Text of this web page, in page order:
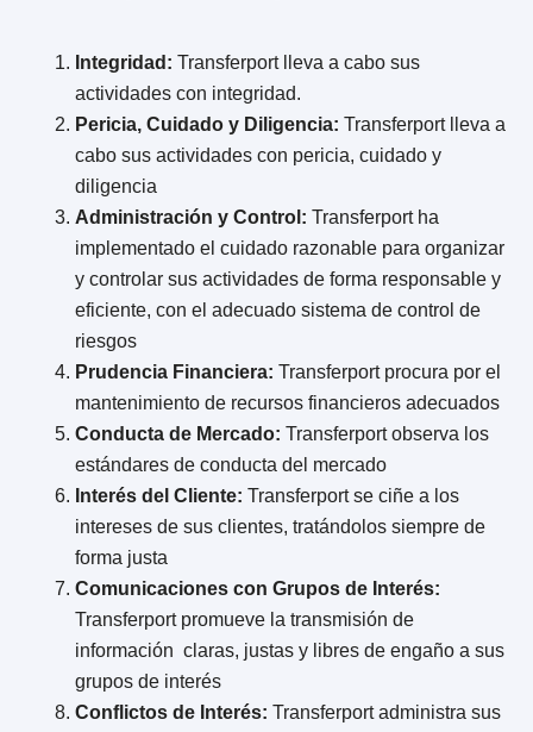
Integridad: Transferport lleva a cabo sus
actividades con integridad.
Pericia, Cuidado y Diligencia: Transferport lleva a
cabo sus actividades con pericia, cuidado y
diligencia
Administración y Control: Transferport ha
implementado el cuidado razonable para organizar
y controlar sus actividades de forma responsable y
eficiente, con el adecuado sistema de control de
riesgos
Prudencia Financiera: Transferport procura por el
mantenimiento de recursos financieros adecuados
Conducta de Mercado: Transferport observa los
estándares de conducta del mercado
Interés del Cliente: Transferport se ciñe a los
intereses de sus clientes, tratándolos siempre de
forma justa
Comunicaciones con Grupos de Interés:
Transferport promueve la transmisión de
información claras, justas y libres de engaño a sus
grupos de interés
Conflictos de Interés: Transferport administra sus